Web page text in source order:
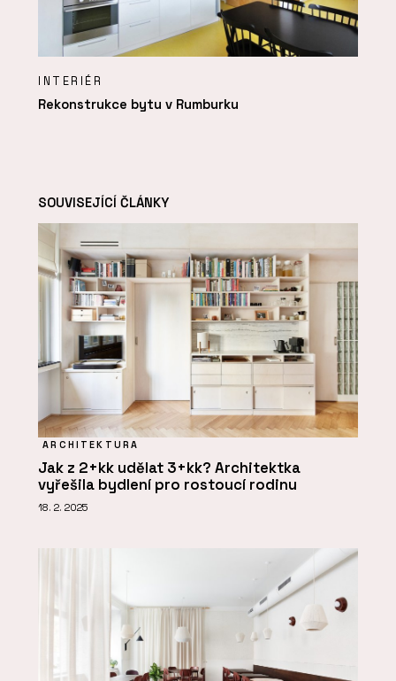
INTERIÉR
Rekonstrukce bytu v Rumburku
SOUVISEJÍCÍ ČLÁNKY
ARCHITEKTURA
Jak z 2+kk udělat 3+kk? Architektka
vyřešila bydlení pro rostoucí rodinu
18. 2. 2025